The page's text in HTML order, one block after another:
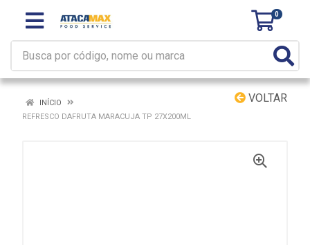
0
VOLTAR
INÍCIO
REFRESCO DAFRUTA MARACUJA TP 27X200ML